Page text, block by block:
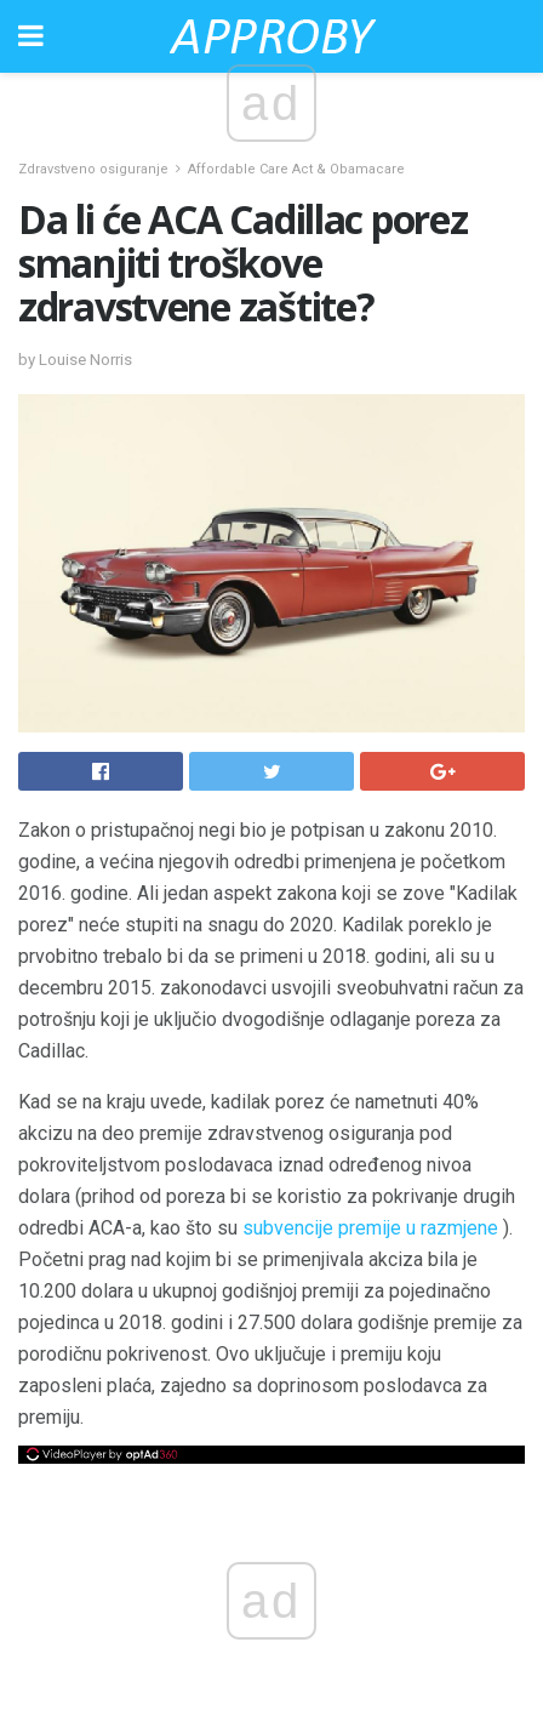
ad
Zdravstveno osiguranje Affordable Care Act & Obamacare
Da li će ACA Cadillac porez
smanjiti troškove
zdravstvene zaštite?
by Louise Norris
Zakon o pristupačnoj negi bio je potpisan u zakonu 2010.
godine, a većina njegovih odredbi primenjena je početkom
2016. godine. Ali jedan aspekt zakona koji se zove "Kadilak
porez" neće stupiti na snagu do 2020. Kadilak poreklo je
prvobitno trebalo bi da se primeni u 2018. godini, ali su u
decembru 2015. zakonodavci usvojili sveobuhvatni račun za
potrošnju koji je uključio dvogodišnje odlaganje poreza za
Cadillac.
Kad se na kraju uvede, kadilak porez će nametnuti 40%
akcizu na deo premije zdravstvenog osiguranja pod
pokroviteljstvom poslodavaca iznad određenog nivoa
dolara (prihod od poreza bi se koristio za pokrivanje drugih
odredbi ACA-a, kao što su subvencije premije u razmjene ).
Početni prag nad kojim bi se primenjivala akciza bila je
10.200 dolara u ukupnoj godišnjoj premiji za pojedinačno
pojedinca u 2018. godini i 27.500 dolara godišnje premije za
porodičnu pokrivenost. Ovo uključuje i premiju koju
zaposleni plaća, zajedno sa doprinosom poslodavca za
premiju.
ad